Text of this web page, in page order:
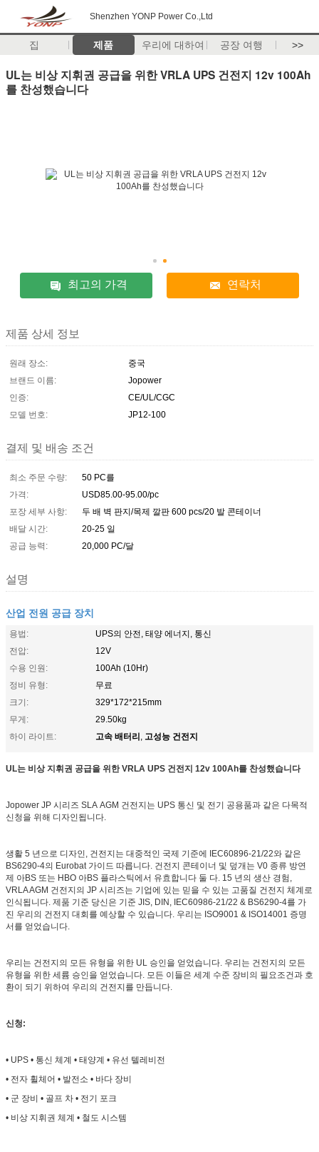
Shenzhen YONP Power Co.,Ltd
집 제품 우리에 대하여 공장 여행 >>
UL는 비상 지휘권 공급을 위한 VRLA UPS 건전지 12v 100Ah
를 찬성했습니다
최고의 가격 연락처
제품 상세 정보
원래 장소:
중국
브랜드 이름:
Jopower
인증:
CE/UL/CGC
모델 번호:
JP12-100
결제 및 배송 조건
최소 주문 수량:
50 PC를
가격:
USD85.00-95.00/pc
포장 세부 사항:
두 배 벽 판지/목제 깔판 600 pcs/20 발 콘테이너
배달 시간:
20-25 일
공급 능력:
20,000 PC/달
설명
산업 전원 공급 장치
용법:
UPS의 안전, 태양 에너지, 통신
전압:
12V
수용 인원:
100Ah (10Hr)
정비 유형:
무료
크기:
329*172*215mm
무게:
29.50kg
하이 라이트:
고속 배터리, 고성능 건전지
UL는 비상 지휘권 공급을 위한 VRLA UPS 건전지 12v 100Ah를 찬성했습니다
Jopower JP 시리즈 SLA AGM 건전지는 UPS 통신 및 전기 공용품과 같은 다목적
신청을 위해 디자인됩니다.
생활 5 년으로 디자인, 건전지는 대중적인 국제 기준에 IEC60896-21/22와 같은
BS6290-4의 Eurobat 가이드 따릅니다. 건전지 콘테이너 및 덮개는 V0 종류 방연
제 아BS 또는 HBO 아BS 플라스틱에서 유효합니다 둘 다. 15 년의 생산 경험,
VRLA AGM 건전지의 JP 시리즈는 기업에 있는 믿을 수 있는 고품질 건전지 체계로
인식됩니다. 제품 기준 당신은 기준 JIS, DIN, IEC60986-21/22 & BS6290-4를 가
진 우리의 건전지 대회를 예상할 수 있습니다. 우리는 ISO9001 & ISO14001 증명
서를 얻었습니다.
우리는 건전지의 모든 유형을 위한 UL 승인을 얻었습니다. 우리는 건전지의 모든
유형을 위한 세륨 승인을 얻었습니다. 모든 이들은 세계 수준 장비의 필요조건과 호
환이 되기 위하여 우리의 건전지를 만듭니다.
신청:
• UPS • 통신 체계 • 태양계 • 유선 텔레비전
• 전자 휠체어 • 발전소 • 바다 장비
• 군 장비 • 골프 차 • 전기 포크
• 비상 지휘권 체계 • 철도 시스템